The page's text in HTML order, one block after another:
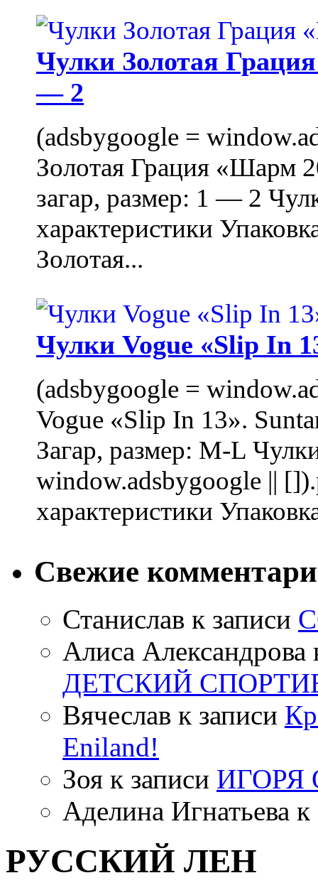
Чулки Золотая
— 2
(adsbygoogle =
Золотая Грация «Шарм
загар, размер: 1 — 2
характеристики
Золотая...
Чулки Vogue «Slip In
(adsbygoogle =
Vogue «Slip In 13».
Загар, размер: M-L
window.adsbygoogle ||
характеристики
Свежие
Станислав к записи
Алиса Александрова
ДЕТСКИЙ
Вячеслав к записи
Eniland!
Зоя к записи ИГОРЯ
Аделина Игнатьева к
РУССКИЙ ЛЕН